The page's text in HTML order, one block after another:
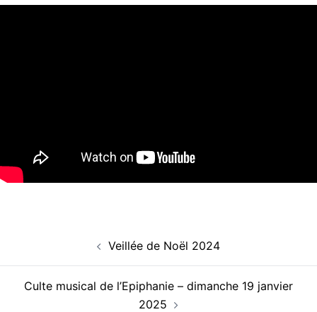
Veillée de Noël 2024
Culte musical de l’Epiphanie – dimanche 19 janvier
2025